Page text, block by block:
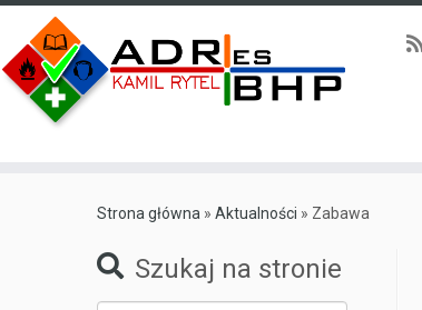
Strona główna » Aktualności » Zabawa
Szukaj na stronie